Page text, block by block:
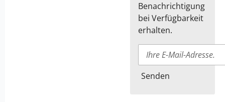
Benachrichtigung
bei Verfügbarkeit
erhalten.
Senden